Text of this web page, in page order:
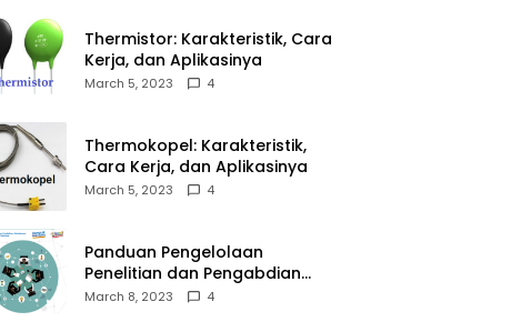
Thermistor: Karakteristik, Cara
Kerja, dan Aplikasinya
March 5, 2023 4
Thermokopel: Karakteristik,
Cara Kerja, dan Aplikasinya
March 5, 2023 4
Panduan Pengelolaan
Penelitian dan Pengabdian
Kepada Masyarakat Tahun
March 8, 2023 4